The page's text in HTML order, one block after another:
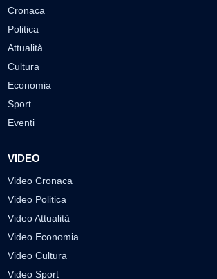
Cronaca
Politica
Attualità
Cultura
Economia
Sport
Eventi
VIDEO
Video Cronaca
Video Politica
Video Attualità
Video Economia
Video Cultura
Video Sport